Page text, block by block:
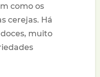
como os
cerejas. Há
muito